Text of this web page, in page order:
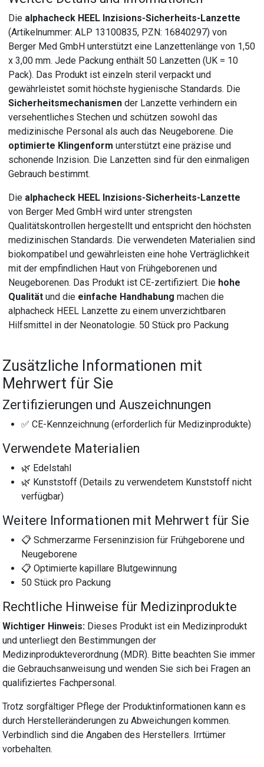
Die alphacheck HEEL Inzisions-Sicherheits-Lanzette
(Artikelnummer: ALP 13100835, PZN: 16840297) von
Berger Med GmbH unterstützt eine Lanzettenlänge von 1,50
x 3,00 mm. Jede Packung enthält 50 Lanzetten (UK = 10
Pack). Das Produkt ist einzeln steril verpackt und
gewährleistet somit höchste hygienische Standards. Die
Sicherheitsmechanismen der Lanzette verhindern ein
versehentliches Stechen und schützen sowohl das
medizinische Personal als auch das Neugeborene. Die
optimierte Klingenform unterstützt eine präzise und
schonende Inzision. Die Lanzetten sind für den einmaligen
Gebrauch bestimmt.
Die alphacheck HEEL Inzisions-Sicherheits-Lanzette
von Berger Med GmbH wird unter strengsten
Qualitätskontrollen hergestellt und entspricht den höchsten
medizinischen Standards. Die verwendeten Materialien sind
biokompatibel und gewährleisten eine hohe Verträglichkeit
mit der empfindlichen Haut von Frühgeborenen und
Neugeborenen. Das Produkt ist CE-zertifiziert. Die hohe
Qualität und die einfache Handhabung machen die
alphacheck HEEL Lanzette zu einem unverzichtbaren
Hilfsmittel in der Neonatologie. 50 Stück pro Packung
Zusätzliche Informationen mit
Mehrwert für Sie
Zertifizierungen und Auszeichnungen
✅ CE-Kennzeichnung (erforderlich für Medizinprodukte)
Verwendete Materialien
🌿 Edelstahl
🌿 Kunststoff (Details zu verwendetem Kunststoff nicht
verfügbar)
Weitere Informationen mit Mehrwert für Sie
📋 Schmerzarme Ferseninzision für Frühgeborene und
Neugeborene
📋 Optimierte kapillare Blutgewinnung
50 Stück pro Packung
Rechtliche Hinweise für Medizinprodukte
Wichtiger Hinweis: Dieses Produkt ist ein Medizinprodukt
und unterliegt den Bestimmungen der
Medizinprodukteverordnung (MDR). Bitte beachten Sie immer
die Gebrauchsanweisung und wenden Sie sich bei Fragen an
qualifiziertes Fachpersonal.
Trotz sorgfältiger Pflege der Produktinformationen kann es
durch Herstelleränderungen zu Abweichungen kommen.
Verbindlich sind die Angaben des Herstellers. Irrtümer
vorbehalten.